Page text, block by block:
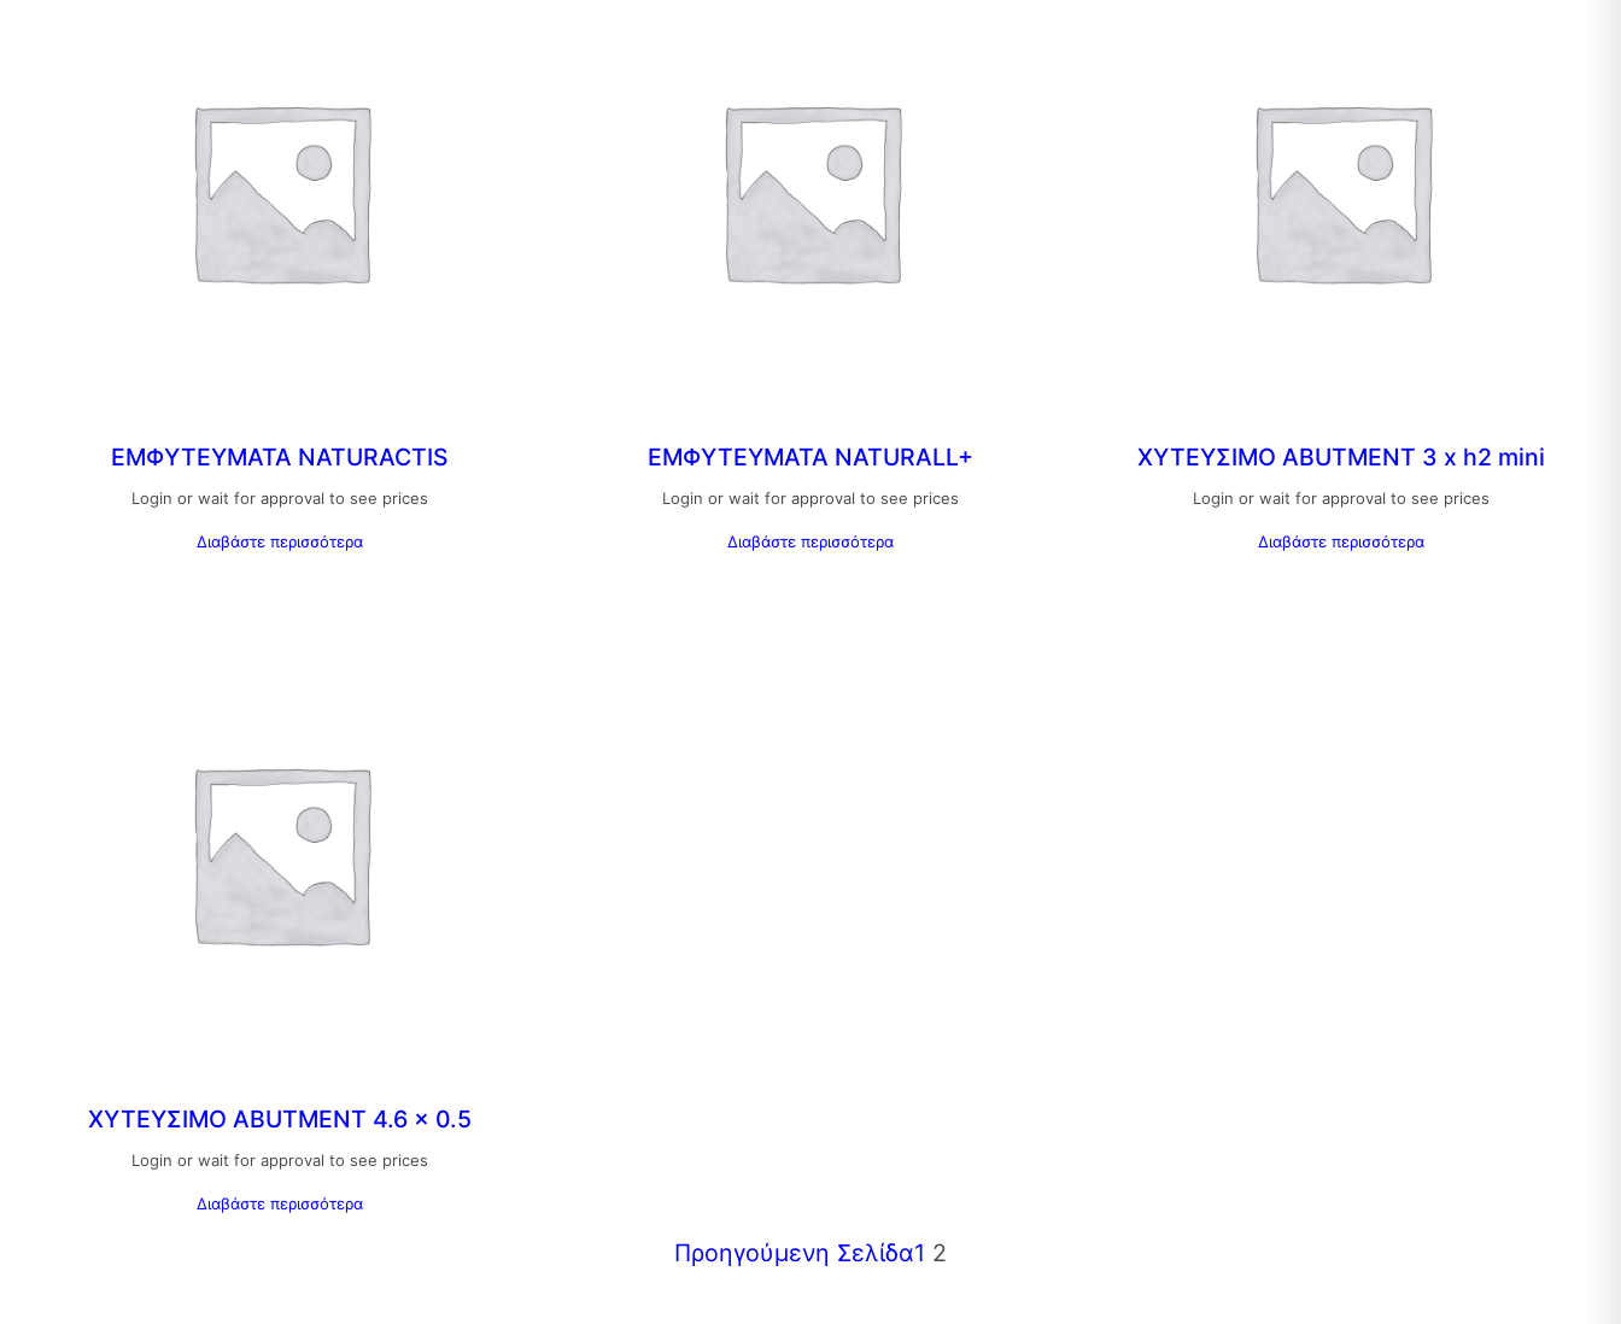
ΕΜΦΥΤΕΥΜΑΤΑ NATURACTIS
Login or wait for approval to see prices
Διαβάστε περισσότερα
ΕΜΦΥΤΕΥΜΑΤΑ NATURALL+
Login or wait for approval to see prices
Διαβάστε περισσότερα
ΧΥΤΕΥΣΙΜΟ ABUTMENT 3 x h2 mini
Login or wait for approval to see prices
Διαβάστε περισσότερα
ΧΥΤΕΥΣΙΜΟ ABUTMENT 4.6 x 0.5
Login or wait for approval to see prices
Διαβάστε περισσότερα
Προηγούμενη Σελίδα1 2